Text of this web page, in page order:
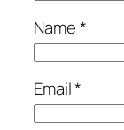
Name*
Email*